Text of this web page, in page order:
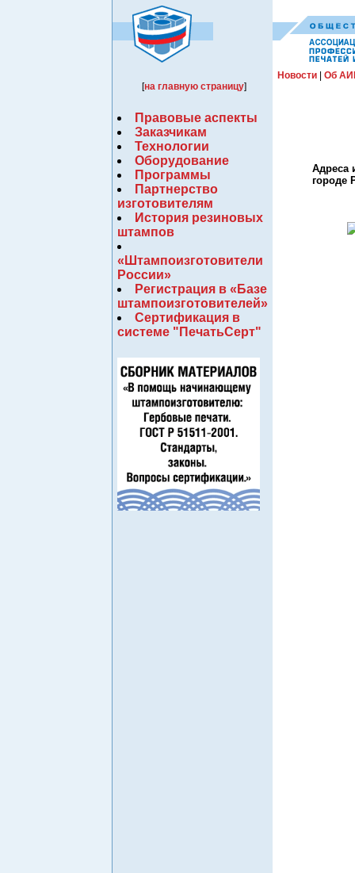
[на главную страницу]
Новости Об
Правовые аспекты
Заказчикам
Технологии
Оборудование
Программы
Партнерство
изготовителям
История резиновых
штампов
«Штампоизготовители
России»
Регистрация в «Базе
штампоизготовителей»
Сертификация в
системе "ПечатьСерт"
Адреса
городе